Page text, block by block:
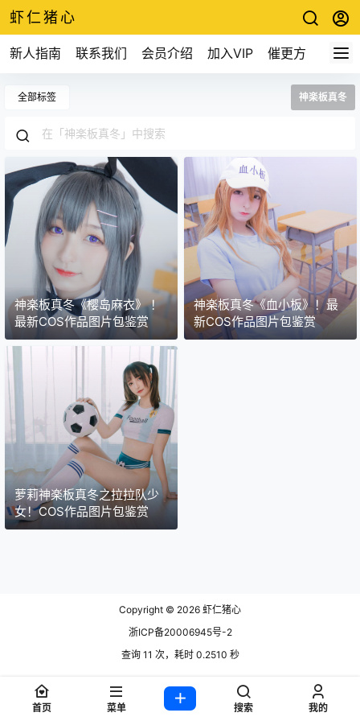
虾仁猪心
新人指南 联系我们 会员介绍 加入VIP 催更方式
全部标签 神楽板真冬
神楽板真冬《樱岛麻衣》 ！
最新COS作品图片包鉴赏
神楽板真冬《血小板》！最
新COS作品图片包鉴赏
萝莉神楽板真冬之拉拉队少
女！COS作品图片包鉴赏
Copyright © 2026 虾仁猪心
浙ICP备20006945号-2
查询 11 次，耗时 0.2510 秒
首页 菜单 搜索 我的